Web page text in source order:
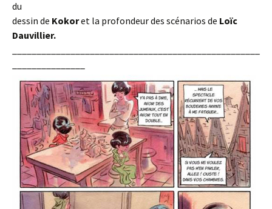
du
dessin de Kokoret la profondeur des scénarios de Loïc
Dauvillier.